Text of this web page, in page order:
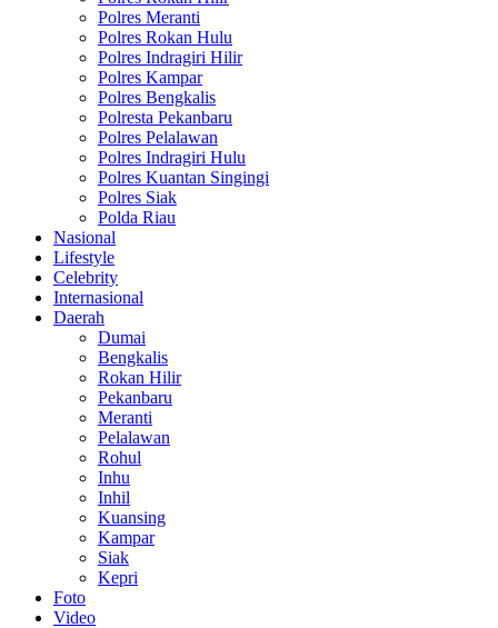
Polres Meranti
Polres Rokan Hulu
Polres Indragiri Hilir
Polres Kampar
Polres Bengkalis
Polresta Pekanbaru
Polres Pelalawan
Polres Indragiri Hulu
Polres Kuantan Singingi
Polres Siak
Polda Riau
Nasional
Lifestyle
Celebrity
Internasional
Daerah
Dumai
Bengkalis
Rokan Hilir
Pekanbaru
Meranti
Pelalawan
Rohul
Inhu
Inhil
Kuansing
Kampar
Siak
Kepri
Foto
Video